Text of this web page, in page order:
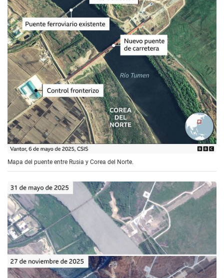
Mapa del puente entre Rusia y Corea del Norte.